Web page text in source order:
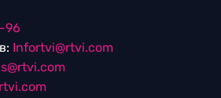
96
Infortvi@rtvi.com